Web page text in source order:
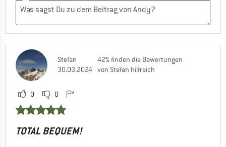
Stefan
30.03.2024
42% finden die Bewertungen
von Stefan hilfreich
0 0
TOTAL BEQUEM!